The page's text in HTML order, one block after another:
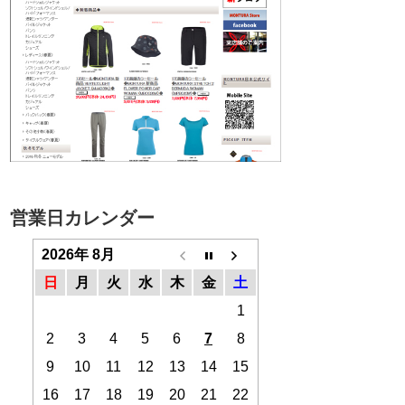
営業日カレンダー
2026年 8月
日
月 火 水 木 金
土
1
2
3 4 5 6 7
8
9
10 11 12 13 14
15
16
17 18 19 20 21 22